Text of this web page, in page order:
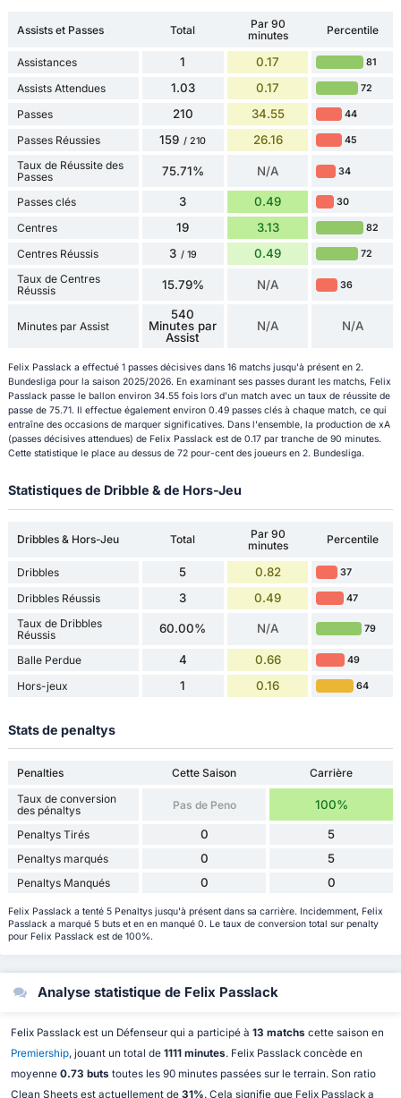
Assists et Passes Total
Par 90
minutes
Percentile
Assistances 1 0.17 81
Assists Attendues 1.03 0.17 72
Passes 210 34.55 44
Passes Réussies 159 / 210 26.16 45
Taux de Réussite des
Passes
75.71% N/A 34
Passes clés 3 0.49 30
Centres 19 3.13 82
Centres Réussis 3 / 19 0.49 72
Taux de Centres
Réussis
15.79% N/A 36
Minutes par Assist
540
Minutes par
Assist
N/A N/A
Felix Passlack a effectué 1 passes décisives dans 16 matchs jusqu'à présent en 2.
Bundesliga pour la saison 2025/2026. En examinant ses passes durant les matchs, Felix
Passlack passe le ballon environ 34.55 fois lors d'un match avec un taux de réussite de
passe de 75.71. Il effectue également environ 0.49 passes clés à chaque match, ce qui
entraîne des occasions de marquer significatives. Dans l'ensemble, la production de xA
(passes décisives attendues) de Felix Passlack est de 0.17 par tranche de 90 minutes.
Cette statistique le place au dessus de 72 pour-cent des joueurs en 2. Bundesliga.
Statistiques de Dribble & de Hors-Jeu
Dribbles & Hors-Jeu Total
Par 90
minutes
Percentile
Dribbles 5 0.82 37
Dribbles Réussis 3 0.49 47
Taux de Dribbles
Réussis
60.00% N/A 79
Balle Perdue 4 0.66 49
Hors-jeux 1 0.16 64
Stats de penaltys
Penalties Cette Saison
Carrière
Taux de conversion
des pénaltys
Pas de Peno 100%
Penaltys Tirés 0 5
Penaltys marqués 0 5
Penaltys Manqués 0 0
Felix Passlack a tenté 5 Penaltys jusqu'à présent dans sa carrière. Incidemment, Felix
Passlack a marqué 5 buts et en en manqué 0. Le taux de conversion total sur penalty
pour Felix Passlack est de 100%.
Analyse statistique de Felix Passlack
Felix Passlack est un Défenseur qui a participé à 13 matchs cette saison en
Premiership, jouant un total de 1111 minutes. Felix Passlack concède en
moyenne 0.73 buts toutes les 90 minutes passées sur le terrain. Son ratio
Clean Sheets est actuellement de 31%. Cela signifie que Felix Passlack a